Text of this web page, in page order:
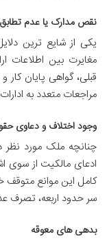
نقص مدارک یا عدم
یکی از شایع ترین
مغایرت بین اطلاعات
قبلی، گواهی پایان
مراجعات متعدد به
وجود اختلاف و دعاوی
چنانچه ملک مورد نظر
ادعای مالکیت از سوی
کامل این موانع متوقف
سر حدود اربعه، تصرف
بدهی های معوقه